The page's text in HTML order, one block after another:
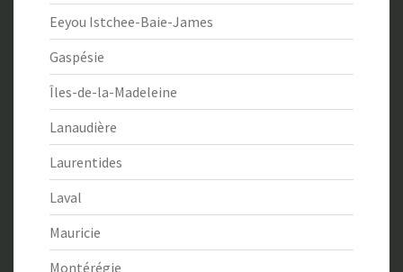
Eeyou Istchee-Baie-James
Gaspésie
Îles-de-la-Madeleine
Lanaudière
Laurentides
Laval
Mauricie
Montérégie